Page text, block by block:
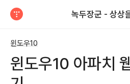
녹두장군 - 상상
윈도우10
윈도우10 아파치